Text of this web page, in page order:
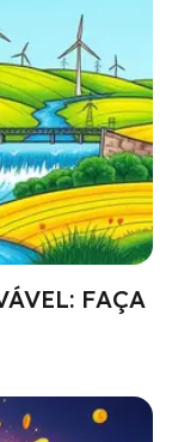
FAÇA